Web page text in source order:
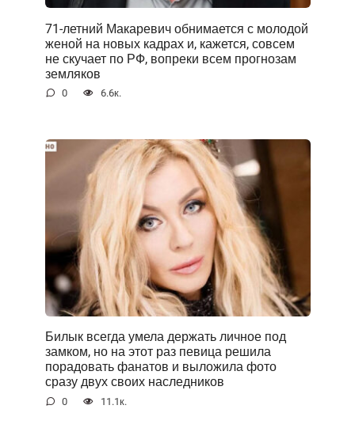
71-летний Макаревич обнимается с молодой
женой на новых кадрах и, кажется, совсем
не скучает по РФ, вопреки всем прогнозам
земляков
0 6.6к.
Билык всегда умела держать личное под
замком, но на этот раз певица решила
порадовать фанатов и выложила фото
сразу двух своих наследников
0 11.1к.